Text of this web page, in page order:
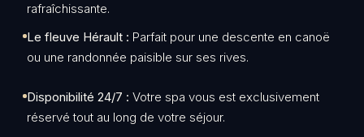
rafraîchissante.
Le fleuve Hérault : Parfait pour une descente en canoë
ou une randonnée paisible sur ses rives.
Disponibilité 24/7 : Votre spa vous est exclusivement
réservé tout au long de votre séjour.